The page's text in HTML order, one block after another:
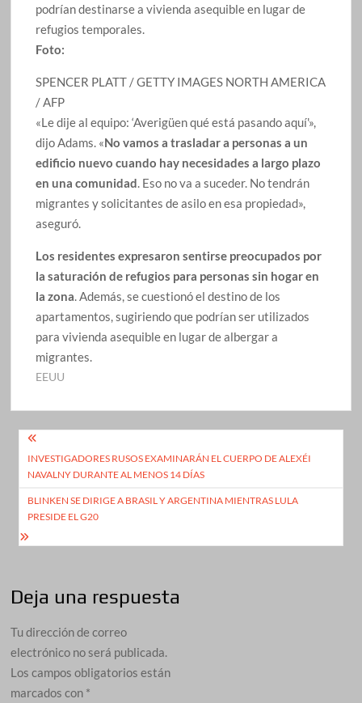
podrían destinarse a vivienda asequible en lugar de
refugios temporales.
Foto:
SPENCER PLATT / GETTY IMAGES NORTH AMERICA
/ AFP
«Le dije al equipo: ‘Averigüen qué está pasando aquí'»,
dijo Adams. «No vamos a trasladar a personas a un
edificio nuevo cuando hay necesidades a largo plazo
en una comunidad. Eso no va a suceder. No tendrán
migrantes y solicitantes de asilo en esa propiedad»,
aseguró.
Los residentes expresaron sentirse preocupados por
la saturación de refugios para personas sin hogar en
la zona. Además, se cuestionó el destino de los
apartamentos, sugiriendo que podrían ser utilizados
para vivienda asequible en lugar de albergar a
migrantes.
EEUU
Navegación
de
entradas
INVESTIGADORES RUSOS EXAMINARÁN EL CUERPO DE ALEXÉI
NAVALNY DURANTE AL MENOS 14 DÍAS
BLINKEN SE DIRIGE A BRASIL Y ARGENTINA MIENTRAS LULA
PRESIDE EL G20
Deja una respuesta
Tu dirección de correo
electrónico no será publicada.
Los campos obligatorios están
marcados con *